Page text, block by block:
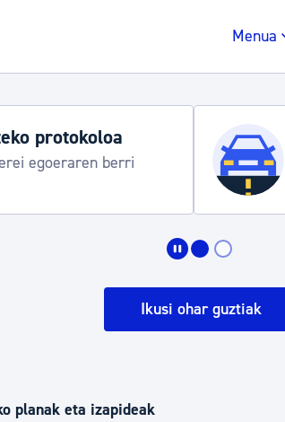
Menua
protokoloa
egoeraren berri
Ikusi ohar guztiak
planak eta izapideak